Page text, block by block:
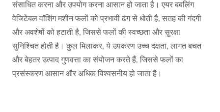
संसाधित करना और उपयोग करना आसान हो जाता है। एयर बबलिंग
वेजिटेबल वॉशिंग मशीन फलों को प्रभावी ढंग से धोती है, सतह की गंदगी
और अवशेषों को हटाती है, जिससे फलों की स्वच्छता और सुरक्षा
सुनिश्चित होती है। कुल मिलाकर, ये उपकरण उच्च दक्षता, लागत बचत
और बेहतर उत्पाद गुणवत्ता का संयोजन करते हैं, जिससे फलों का
प्रसंस्करण आसान और अधिक विश्वसनीय हो जाता है।